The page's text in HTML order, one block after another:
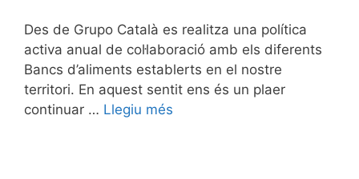
Des de Grupo Català es realitza una política
activa anual de col·laboració amb els diferents
Bancs d’aliments establerts en el nostre
territori. En aquest sentit ens és un plaer
continuar … Llegiu més